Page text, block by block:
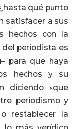
qué punto
satisfacer a sus
hechos con la
periodista es
para que haya
hechos y su
diciendo «que
periodismo y
restablecer la